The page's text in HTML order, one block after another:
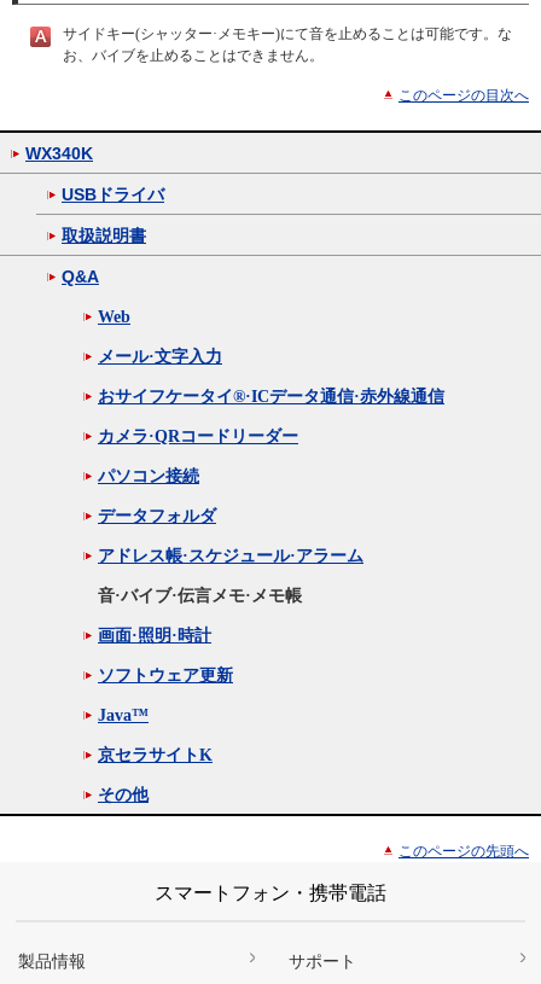
サイドキー(シャッター·メモキー)にて音を止めることは可能です。な
お、バイブを止めることはできません。
このページの目次へ
WX340K
USBドライバ
取扱説明書
Q&A
Web
メール·文字入力
おサイフケータイ®·ICデータ通信·赤外線通信
カメラ·QRコードリーダー
パソコン接続
データフォルダ
アドレス帳·スケジュール·アラーム
音·バイブ·伝言メモ·メモ帳
画面·照明·時計
ソフトウェア更新
Java™
京セラサイトK
その他
このページの先頭へ
スマートフォン・携帯電話
製品情報 サポート